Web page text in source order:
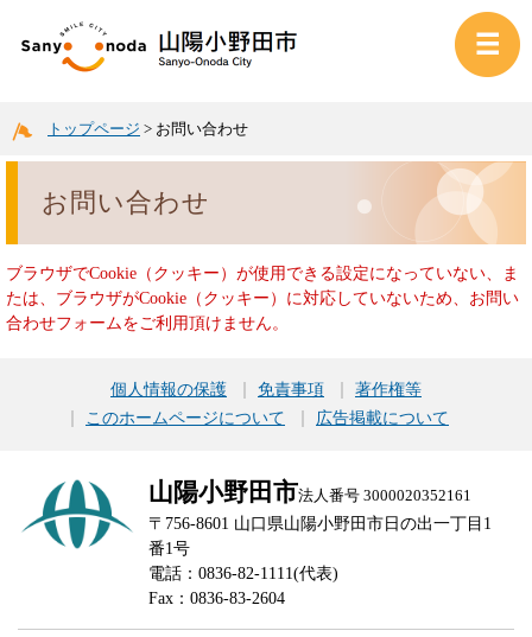
トップページ > お問い合わせ
お問い合わせ
ブラウザでCookie（クッキー）が使用できる設定になっていない、ま
たは、ブラウザがCookie（クッキー）に対応していないため、お問い
合わせフォームをご利用頂けません。
個人情報の保護 免責事項
著作権等
このホームページについて
広告掲載について
山陽小野田市法人番号 3000020352161
〒756-8601 山口県山陽小野田市日の出一丁目1
番1号
電話：0836-82-1111(代表)
Fax：0836-83-2604